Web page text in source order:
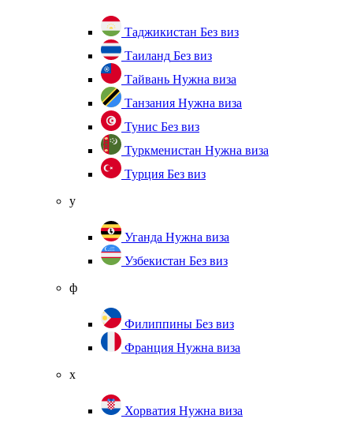
Таджикистан Без виз
Таиланд Без виз
Тайвань Нужна виза
Танзания Нужна виза
Тунис Без виз
Туркменистан Нужна виза
Турция Без виз
у
Уганда Нужна виза
Узбекистан Без виз
ф
Филиппины Без виз
Франция Нужна виза
х
Хорватия Нужна виза